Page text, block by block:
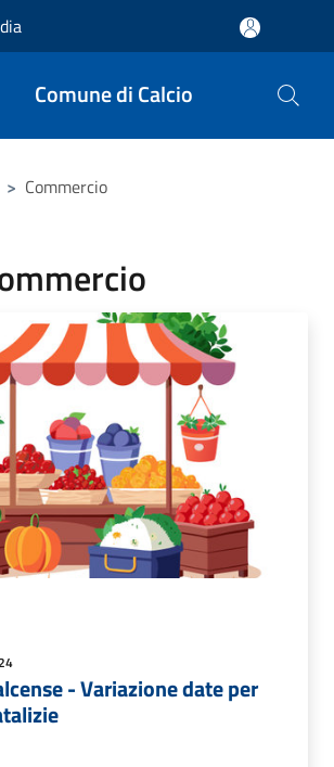
Comune di Calcio
> Commercio
- Variazione date per